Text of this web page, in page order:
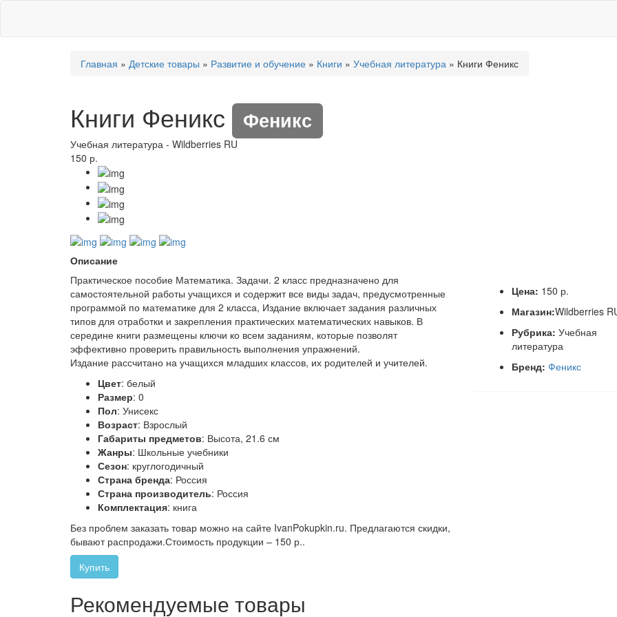
Главная » Детские товары » Развитие и обучение » Книги » Учебная литература » Книги Феникс
Книги Феникс Феникс
Учебная литература - Wildberries RU
150 р.
Описание
Практическое пособие Математика. Задачи. 2 класс предназначено для
самостоятельной работы учащихся и содержит все виды задач, предусмотренные
программой по математике для 2 класса, Издание включает задания различных
типов для отработки и закрепления практических математических навыков. В
середине книги размещены ключи ко всем заданиям, которые позволят
эффективно проверить правильность выполнения упражнений.
Издание рассчитано на учащихся младших классов, их родителей и учителей.
Цвет: белый
Размер: 0
Пол: Унисекс
Возраст: Взрослый
Габариты предметов: Высота, 21.6 см
Жанры: Школьные учебники
Сезон: круглогодичный
Страна бренда: Россия
Страна производитель: Россия
Комплектация: книга
Без проблем заказать товар можно на сайте IvanPokupkin.ru. Предлагаются скидки,
бывают распродажи.Стоимость продукции – 150 р..
Цена: 150 р.
Магазин:Wildberries
Рубрика: Учебная
литература
Бренд: Феникс
Купить
Рекомендуемые товары